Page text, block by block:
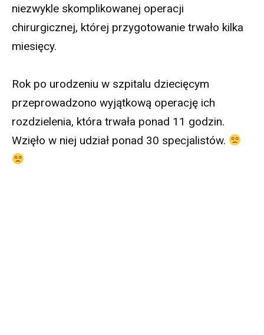
niezwykle skomplikowanej operacji
chirurgicznej, której przygotowanie trwało kilka
miesięcy.
Rok po urodzeniu w szpitalu dziecięcym
przeprowadzono wyjątkową operację ich
rozdzielenia, która trwała ponad 11 godzin.
Wzięło w niej udział ponad 30 specjalistów.